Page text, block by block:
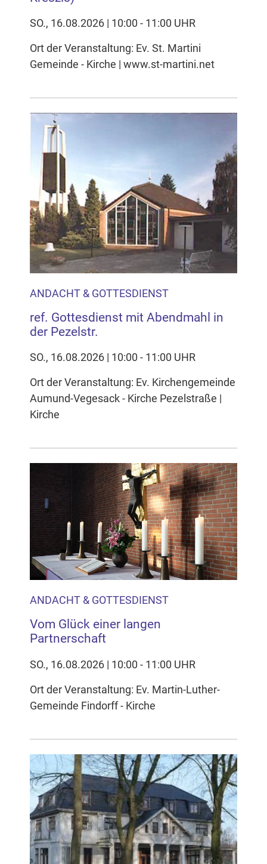
SO., 16.08.2026 | 10:00 - 11:00 UHR
Ort der Veranstaltung: Ev. St. Martini
Gemeinde - Kirche | www.st-martini.net
ANDACHT & GOTTESDIENST
ref. Gottesdienst mit Abendmahl in
der Pezelstr.
SO., 16.08.2026 | 10:00 - 11:00 UHR
Ort der Veranstaltung: Ev. Kirchengemeinde
Aumund-Vegesack - Kirche Pezelstraße |
Kirche
ANDACHT & GOTTESDIENST
Vom Glück einer langen
Partnerschaft
SO., 16.08.2026 | 10:00 - 11:00 UHR
Ort der Veranstaltung: Ev. Martin-Luther-
Gemeinde Findorff - Kirche